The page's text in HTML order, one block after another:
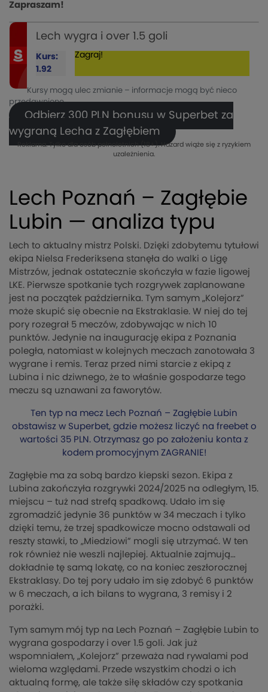
Zapraszam!
Lech wygra i over 1.5 goli
Kurs:
1.92
Zagraj!
Kursy mogą ulec zmianie – informacje mogą być nieco
przedawnione.
Odbierz 300 PLN bonusu w Superbet za
wygraną Lecha z Zagłębiem
Reklama. Tylko dla osób pełnoletnich (18+). Hazard wiąże się z ryzykiem
uzależnienia.
Lech Poznań – Zagłębie
Lubin — analiza typu
Lech to aktualny mistrz Polski. Dzięki zdobytemu tytułowi
ekipa Nielsa Frederiksena stanęła do walki o Ligę
Mistrzów, jednak ostatecznie skończyła w fazie ligowej
LKE. Pierwsze spotkanie tych rozgrywek zaplanowane
jest na początek października. Tym samym „Kolejorz”
może skupić się obecnie na Ekstraklasie. W niej do tej
pory rozegrał 5 meczów, zdobywając w nich 10
punktów. Jedynie na inaugurację ekipa z Poznania
poległa, natomiast w kolejnych meczach zanotowała 3
wygrane i remis. Teraz przed nimi starcie z ekipą z
Lubina i nic dziwnego, że to właśnie gospodarze tego
meczu są uznawani za faworytów.
Ten typ na mecz Lech Poznań – Zagłębie Lubin
obstawisz w Superbet, gdzie możesz liczyć na freebet o
wartości 35 PLN. Otrzymasz go po założeniu konta z
kodem promocyjnym ZAGRANIE!
Zagłębie ma za sobą bardzo kiepski sezon. Ekipa z
Lubina zakończyła rozgrywki 2024/2025 na odległym, 15.
miejscu – tuż nad strefą spadkową. Udało im się
zgromadzić jedynie 36 punktów w 34 meczach i tylko
dzięki temu, że trzej spadkowicze mocno odstawali od
reszty stawki, to „Miedziowi” mogli się utrzymać. W ten
rok również nie weszli najlepiej. Aktualnie zajmują…
dokładnie tę samą lokatę, co na koniec zeszłorocznej
Ekstraklasy. Do tej pory udało im się zdobyć 6 punktów
w 6 meczach, a ich bilans to wygrana, 3 remisy i 2
porażki.
Tym samym mój typ na Lech Poznań – Zagłębie Lubin to
wygrana gospodarzy i over 1.5 goli. Jak już
wspomniałem, „Kolejorz” przeważa nad rywalami pod
wieloma względami. Przede wszystkim chodzi o ich
aktualną formę, ale także siłę składów czy spotkania